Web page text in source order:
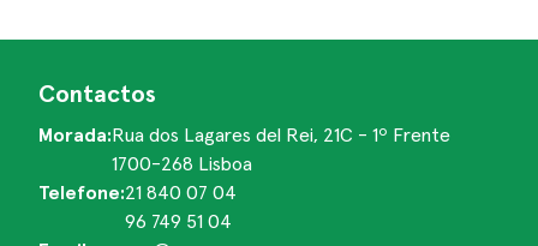
Contactos
Morada: Rua dos Lagares del Rei, 21C - 1º Frente
1700-268 Lisboa
Telefone:21 840 07 04
96 749 51 04